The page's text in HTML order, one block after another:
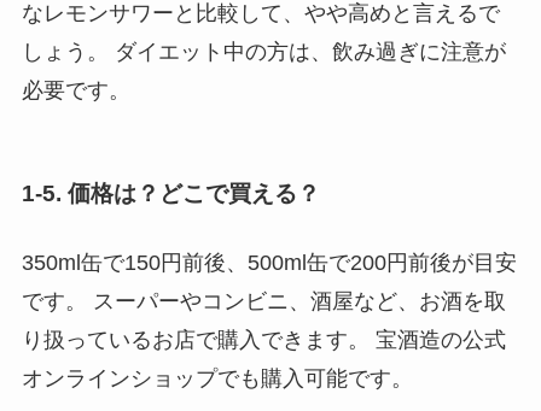
なレモンサワーと比較して、やや高めと言えるで
しょう。 ダイエット中の方は、飲み過ぎに注意が
必要です。
1-5. 価格は？どこで買える？
350ml缶で150円前後、500ml缶で200円前後が目安
です。 スーパーやコンビニ、酒屋など、お酒を取
り扱っているお店で購入できます。 宝酒造の公式
オンラインショップでも購入可能です。